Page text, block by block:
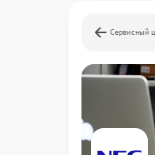
Сервисный